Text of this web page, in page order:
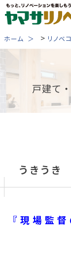
Skip
to
ホーム > リノベ
戸建て
うきうき
『 現 場 監 督